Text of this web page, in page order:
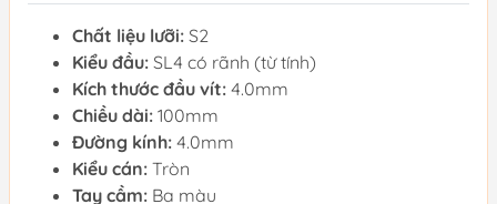
Chất liệu lưỡi: S2
Kiểu đầu: SL4 có rãnh (từ tính)
Kích thước đầu vít: 4.0mm
Chiều dài: 100mm
Đường kính: 4.0mm
Kiểu cán: Tròn
Tay cầm: Ba màu